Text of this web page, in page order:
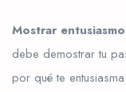
Mostrar
debe demostrar tu
por qué te